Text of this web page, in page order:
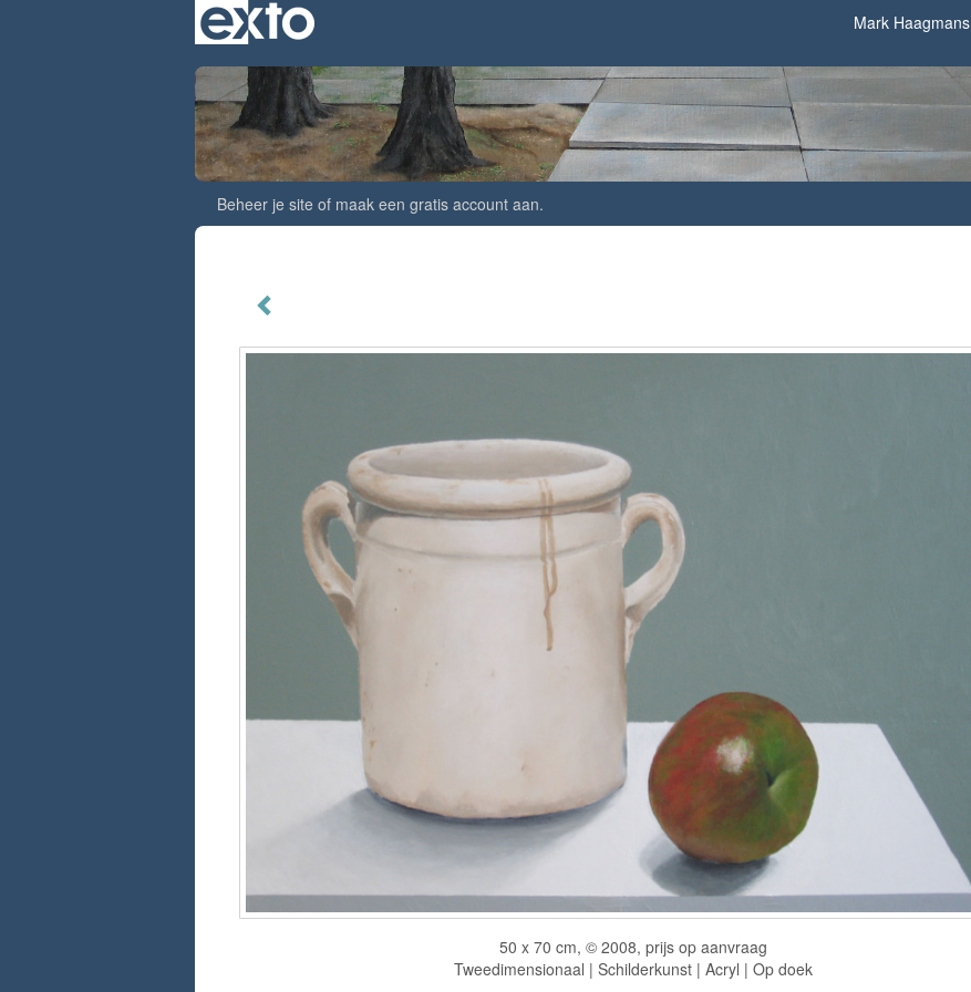
Mark Haagmans
Beheer je site of maak een gratis account aan.
50 x 70 cm, © 2008, prijs op aanvraag
Tweedimensionaal | Schilderkunst | Acryl | Op doek